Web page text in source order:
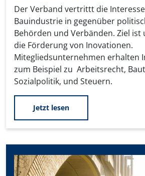
Der Verband vertrittt die
Bauindustrie in gegenüber
Behörden und Verbänden. Ziel
die Förderung von Inovationen.
Mitegliedsunternehmen erhalten
zum Beispiel zu Arbeitsrecht,
Sozialpolitik, und Steuern.
Jetzt lesen